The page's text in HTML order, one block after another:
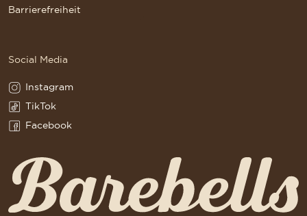
Barrierefreiheit
Social Media
Instagram(Opens in a new tab)
Instagram
TikTok(Opens in a new tab)
TikTok
Facebook(Opens in a new tab)
Facebook